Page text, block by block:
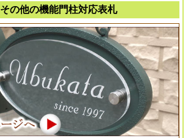
その他の機能門柱対応表札